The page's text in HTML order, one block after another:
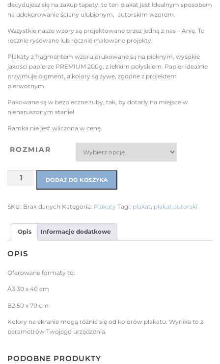
decydujesz się na zakup tapety, to ten plakat jest idealnym sposobem
na udekorowanie ściany ulubionym, autorskim wzorem.
Wszystkie nasze wzory są projektowane przez jedną z nas – Anię. To
ręcznie rysowane lub ręcznie malowane projekty.
Plakaty z fragmentem wzoru drukowane są na pieknym, wysokie
jakości papierze PREMIUM 200g, z lekkim połyskiem. Papier idealnie
przyjmuje pigment, a kolory są żywe, zgodne z projektem
pierwotnym.
Pakowane są w bezpieczne tuby, tak, by dotarły na miejsce w
nienaruszonym stanie!
Ramka nie jest wliczona w cenę.
ROZMIAR
DODAJ DO KOSZYKA
SKU: Brak danych Kategoria: Plakaty Tagi: plakat plakat autorski
Opis Informacje dodatkowe
OPIS
Oferowane formaty to:
A3 30 x 40 cm
B2 50 x 70 cm
Kolory na ekranie mogą różnić się od kolorów plakatu. Wynika to z
parametrów Twojego urządzenia.
PODOBNE PRODUKTY